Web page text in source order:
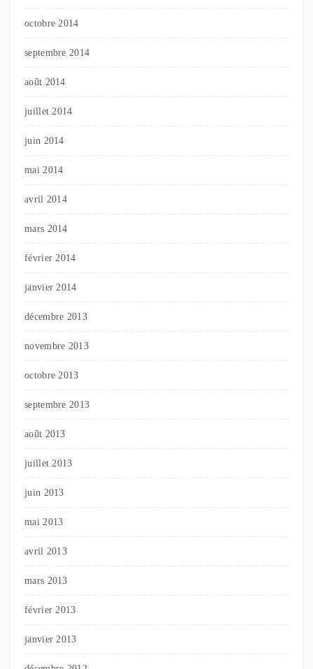
octobre 2014
septembre 2014
août 2014
juillet 2014
juin 2014
mai 2014
avril 2014
mars 2014
février 2014
janvier 2014
décembre 2013
novembre 2013
octobre 2013
septembre 2013
août 2013
juillet 2013
juin 2013
mai 2013
avril 2013
mars 2013
février 2013
janvier 2013